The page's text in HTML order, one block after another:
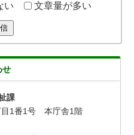
い 文章量が多い
せ
課
1番1号 本庁舎1階